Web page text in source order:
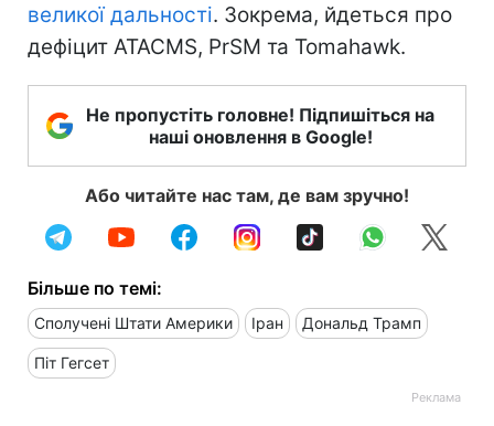
великої дальності. Зокрема, йдеться про
дефіцит ATACMS, PrSM та Tomahawk.
Не пропустіть головне! Підпишіться на
наші оновлення в Google!
Або читайте нас там, де вам зручно!
Більше по темі:
Сполучені Штати Америки Іран Дональд Трамп
Піт Гегсет